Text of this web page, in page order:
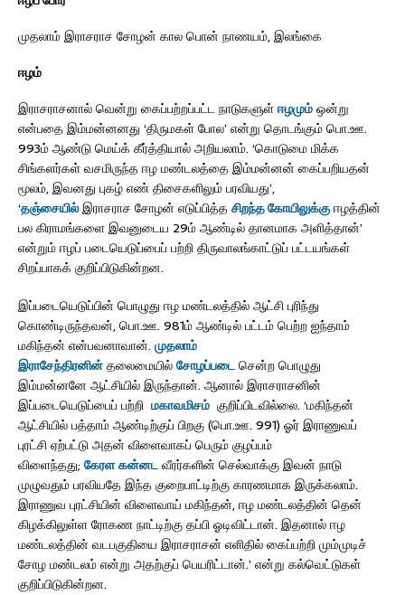
முதலாம் இராசராச சோழன் கால பொன் நாணயம், இலங்கை
ஈழம்
இராசராசனால் வென்று கைப்பற்றப்பட்ட நாடுகளுள்ஈழமும்ஒன்று
என்பதை இம்மன்னனது ‘திருமகள் போல’ என்று தொடங்கும் பொ.ஊ.
993ம் ஆண்டு மெய்க் கீர்த்தியால் அறியலாம். ‘கொடுமை மிக்க
சிங்களர்கள் வசமிருந்த ஈழ மண்டலத்தை இம்மன்னன் கைப்பறியதன்
மூலம், இவனது புகழ் எண் திசைகளிலும் பரவியது’,
‘தஞ்சையில்இராசராச சோழன் எடுப்பித்த சிறந்த கோயிலுக்குஈழத்தின்
பல கிராமங்களை இவனுடைய 29ம் ஆண்டில் தானமாக அளித்தான்’
என்றும் ஈழப் படையெடுப்பைப் பற்றி திருவாலங்காட்டுப் பட்டயங்கள்
சிறப்பாகக் குறிப்பிடுகின்றன.
இப்படையெடுப்பின் பொழுது ஈழ மண்டலத்தில் ஆட்சி புரிந்து
கொண்டிருந்தவன், பொ.ஊ. 981ம் ஆண்டில் பட்டம் பெற்ற ஐந்தாம்
மகிந்தன் என்பவனாவான். முதலாம்
இராசேந்திரனின்தலைமையில்சோழப்படைசென்ற பொழுது
இம்மன்னனே ஆட்சியில் இருந்தான். ஆனால் இராசராசனின்
இப்படையெடுப்பைப் பற்றி மகாவமிசம் குறிப்பிடவில்லை. ‘மகிந்தன்
ஆட்சியில் பத்தாம் ஆண்டிற்குப் பிறகு (பொ.ஊ. 991) ஓர் இராணுவப்
புரட்சி ஏற்பட்டு அதன் விளைவாகப் பெரும் குழப்பம்
விளைந்தது; கேரளகன்னடவீரர்களின் செல்வாக்கு இவன் நாடு
முழுவதும் பரவியதே இந்த குறைபாட்டிற்கு காரணமாக இருக்கலாம்.
இராணுவ புரட்சியின் விளைவாய் மகிந்தன், ஈழ மண்டலத்தின் தென்
கிழக்கிலுள்ள ரோகண நாட்டிற்கு தப்பி ஓடிவிட்டான். இதனால் ஈழ
மண்டலத்தின் வடபகுதியை இராசராசன் எளிதில் கைப்பற்றி மும்முடிச்
சோழ மண்டலம் என்று அதற்குப் பெயரிட்டான்.’ என்று கல்வெட்டுகள்
குறிப்பிடுகின்றன.